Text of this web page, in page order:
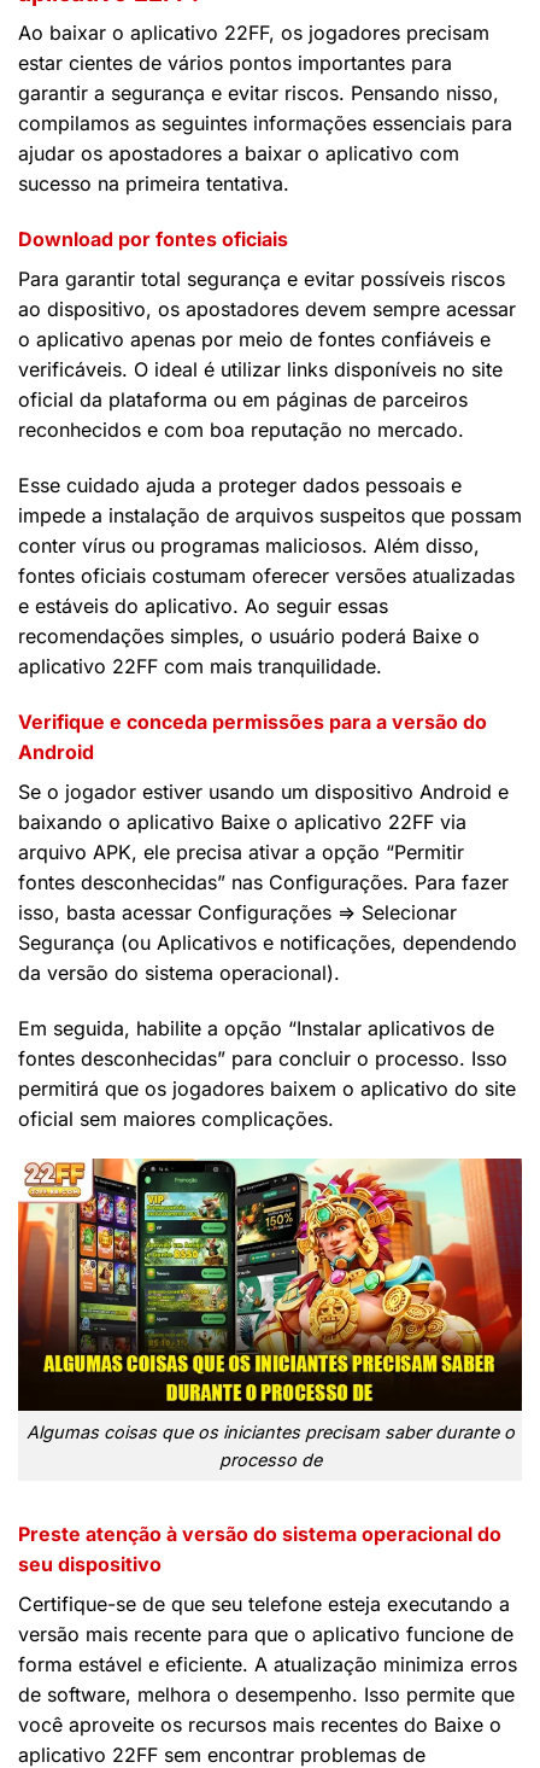
Ao baixar o aplicativo 22FF, os jogadores precisam
estar cientes de vários pontos importantes para
garantir a segurança e evitar riscos. Pensando nisso,
compilamos as seguintes informações essenciais para
ajudar os apostadores a baixar o aplicativo com
sucesso na primeira tentativa.
Download por fontes oficiais
Para garantir total segurança e evitar possíveis riscos
ao dispositivo, os apostadores devem sempre acessar
o aplicativo apenas por meio de fontes confiáveis e
verificáveis. O ideal é utilizar links disponíveis no site
oficial da plataforma ou em páginas de parceiros
reconhecidos e com boa reputação no mercado.
Esse cuidado ajuda a proteger dados pessoais e
impede a instalação de arquivos suspeitos que possam
conter vírus ou programas maliciosos. Além disso,
fontes oficiais costumam oferecer versões atualizadas
e estáveis do aplicativo. Ao seguir essas
recomendações simples, o usuário poderá Baixe o
aplicativo 22FF com mais tranquilidade.
Verifique e conceda permissões para a versão do
Android
Se o jogador estiver usando um dispositivo Android e
baixando o aplicativo Baixe o aplicativo 22FF via
arquivo APK, ele precisa ativar a opção “Permitir
fontes desconhecidas” nas Configurações. Para fazer
isso, basta acessar Configurações => Selecionar
Segurança (ou Aplicativos e notificações, dependendo
da versão do sistema operacional).
Em seguida, habilite a opção “Instalar aplicativos de
fontes desconhecidas” para concluir o processo. Isso
permitirá que os jogadores baixem o aplicativo do site
oficial sem maiores complicações.
Algumas coisas que os iniciantes precisam saber durante o
processo de
Preste atenção à versão do sistema operacional do
seu dispositivo
Certifique-se de que seu telefone esteja executando a
versão mais recente para que o aplicativo funcione de
forma estável e eficiente. A atualização minimiza erros
de software, melhora o desempenho. Isso permite que
você aproveite os recursos mais recentes do Baixe o
aplicativo 22FF sem encontrar problemas de